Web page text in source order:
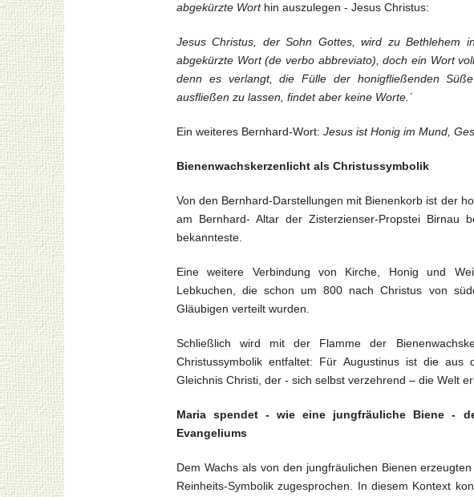
abgekürzte Worthin auszulegen - Jesus Christus:
Jesus Christus, der Sohn Gottes, wird zu Bethlehem
abgekürzte Wort (de verbo abbreviato), doch ein Wort
denn es verlangt, die Fülle der honigfließenden
ausfließen zu lassen, findet aber keine Worte.´
Ein weiteres Bernhard-Wort: Jesus ist Honig im Mund,
Bienenwachskerzenlicht als Christussymbolik
Von den Bernhard-Darstellungen mit Bienenkorb ist der
am Bernhard- Altar der Zisterzienser-Propstei Birnau
bekannteste.
Eine weitere Verbindung von Kirche, Honig und
Lebkuchen, die schon um 800 nach Christus von
Gläubigen verteilt wurden.
Schließlich wird mit der Flamme der
Christussymbolik entfaltet: Für Augustinus ist die aus
Gleichnis Christi, der - sich selbst verzehrend – die Welt
Maria spendet - wie eine jungfräuliche Biene -
Evangeliums
Dem Wachs als von den jungfräulichen Bienen
Reinheits-Symbolik zugesprochen. In diesem Kontext